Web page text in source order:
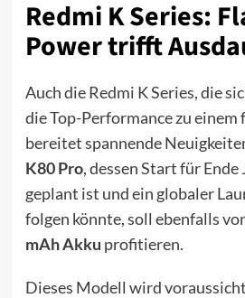
Redmi K Series:
Power trifft
Auch die Redmi K Series, die
die Top-Performance zu einem
bereitet spannende
K80 Pro, dessen Start für
geplant ist und ein globaler
folgen könnte, soll ebenfalls
mAh Akku profitieren.
Dieses Modell wird